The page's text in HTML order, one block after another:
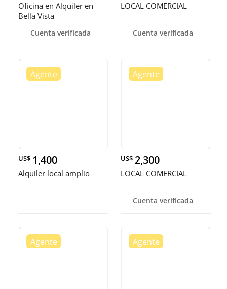
Oficina en Alquiler en
Bella Vista
Cuenta verificada
LOCAL COMERCIAL
Cuenta verificada
US$ 1,400
Alquiler local amplio
US$ 2,300
LOCAL COMERCIAL
Cuenta verificada